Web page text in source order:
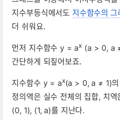
지수부등식에서도 지수함수의 그
더 쉬워요.
먼저 지수함수 y = ax (a > 0, a
간단하게 되짚어보죠.
지수함수 y = ax(a > 0, a ≠ 1)의
정의역은 실수 전체의 집합, 치역
(0, 1), (1, a)를 지난다.